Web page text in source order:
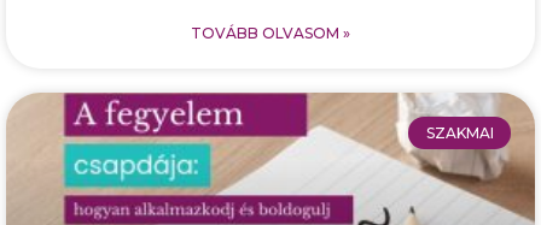
TOVÁBB OLVASOM »
SZAKMAI